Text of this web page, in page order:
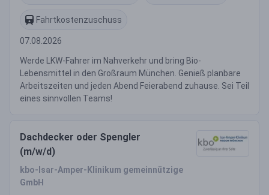
Fahrtkostenzuschuss
07.08.2026
Werde LKW-Fahrer im Nahverkehr und bring Bio-
Lebensmittel in den Großraum München. Genieß planbare
Arbeitszeiten und jeden Abend Feierabend zuhause. Sei Teil
eines sinnvollen Teams!
Dachdecker oder Spengler
(m/w/d)
kbo-Isar-Amper-Klinikum gemeinnützige
GmbH